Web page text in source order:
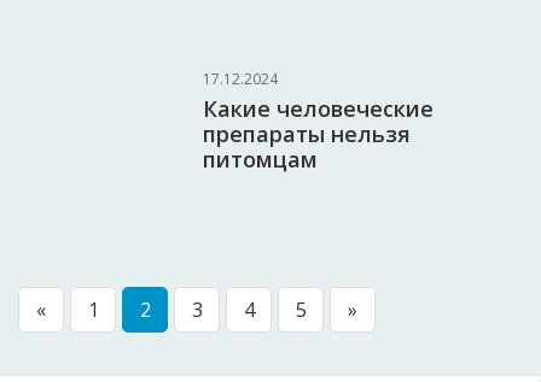
17.12.2024
Какие человеческие
препараты нельзя
питомцам
« 1 2 3 4 5 »